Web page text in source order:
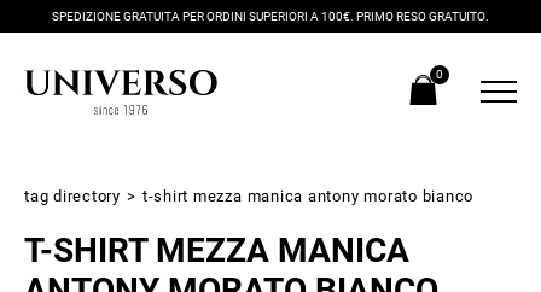
SPEDIZIONE GRATUITA PER ORDINI SUPERIORI A 100€. PRIMO RESO GRATUITO.
0
tag directory > t-shirt mezza manica antony morato bianco
T-SHIRT MEZZA MANICA